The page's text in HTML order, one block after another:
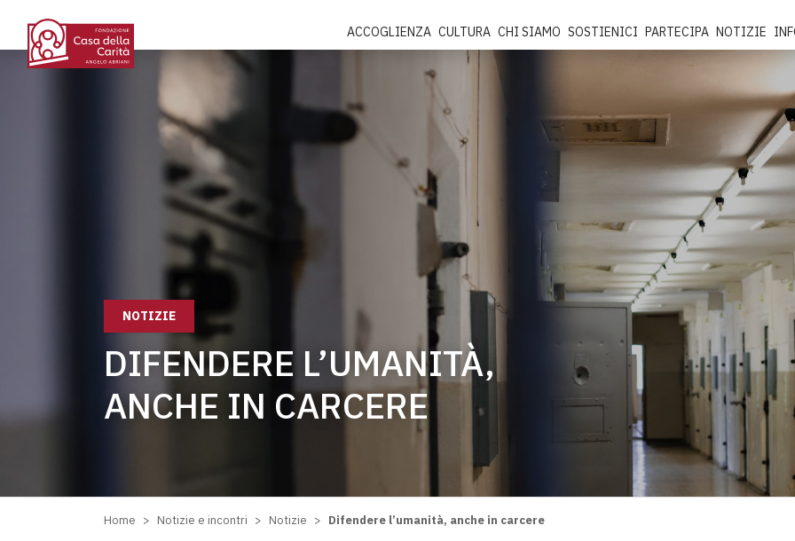
ACCOGLIENZA CULTURA CHI SIAMO SOSTIENICI PARTECIPA NOTIZIE
NOTIZIE
DIFENDERE L’UMANITÀ,
ANCHE IN CARCERE
Home > Notizie e incontri > Notizie > Difendere l’umanità, anche in carcere